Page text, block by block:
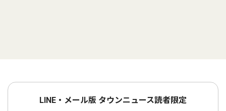
LINE・メール版 タウンニュース読者限定